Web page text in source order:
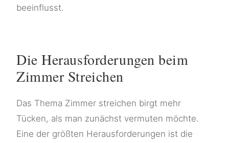
beeinflusst.
Die Herausforderungen beim
Zimmer Streichen
Das Thema Zimmer streichen birgt mehr
Tücken, als man zunächst vermuten möchte.
Eine der größten Herausforderungen ist die